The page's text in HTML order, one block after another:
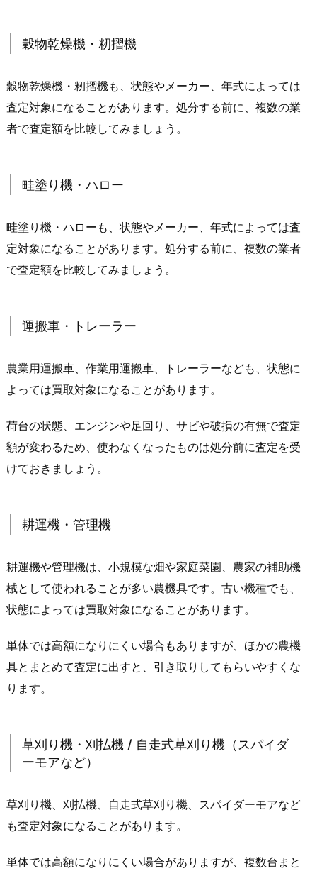
穀物乾燥機・籾摺機
穀物乾燥機・籾摺機も、状態やメーカー、年式によっては
査定対象になることがあります。処分する前に、複数の業
者で査定額を比較してみましょう。
畦塗り機・ハロー
畦塗り機・ハローも、状態やメーカー、年式によっては査
定対象になることがあります。処分する前に、複数の業者
で査定額を比較してみましょう。
運搬車・トレーラー
農業用運搬車、作業用運搬車、トレーラーなども、状態に
よっては買取対象になることがあります。
荷台の状態、エンジンや足回り、サビや破損の有無で査定
額が変わるため、使わなくなったものは処分前に査定を受
けておきましょう。
耕運機・管理機
耕運機や管理機は、小規模な畑や家庭菜園、農家の補助機
械として使われることが多い農機具です。古い機種でも、
状態によっては買取対象になることがあります。
単体では高額になりにくい場合もありますが、ほかの農機
具とまとめて査定に出すと、引き取りしてもらいやすくな
ります。
草刈り機・刈払機 / 自走式草刈り機（スパイダ
ーモアなど）
草刈り機、刈払機、自走式草刈り機、スパイダーモアなど
も査定対象になることがあります。
単体では高額になりにくい場合がありますが、複数台まと